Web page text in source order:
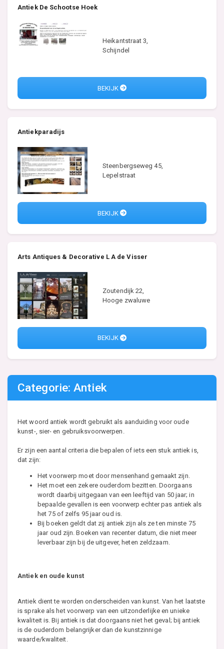
Antiek De Schootse Hoek
Heikantstraat 3,
Schijndel
BEKIJK
Antiekparadijs
Steenbergseweg 45,
Lepelstraat
BEKIJK
Arts Antiques & Decorative L A de Visser
Zoutendijk 22,
Hooge zwaluwe
BEKIJK
Categorie: Antiek
Het woord antiek wordt gebruikt als aanduiding voor oude
kunst-, sier- en gebruiksvoorwerpen.
Er zijn een aantal criteria die bepalen of iets een stuk antiek is,
dat zijn:
Het voorwerp moet door mensenhand gemaakt zijn.
Het moet een zekere ouderdom bezitten. Doorgaans
wordt daarbij uitgegaan van een leeftijd van 50 jaar; in
bepaalde gevallen is een voorwerp echter pas antiek als
het 75 of zelfs 95 jaar oud is.
Bij boeken geldt dat zij antiek zijn als ze ten minste 75
jaar oud zijn. Boeken van recenter datum, die niet meer
leverbaar zijn bij de uitgever, heten zeldzaam.
Antiek en oude kunst
Antiek dient te worden onderscheiden van kunst. Van het laatste
is sprake als het voorwerp van een uitzonderlijke en unieke
kwaliteit is. Bij antiek is dat doorgaans niet het geval; bij antiek
is de ouderdom belangrijker dan de kunstzinnige
waarde/kwaliteit.